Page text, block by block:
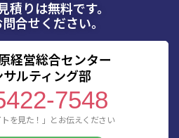
積りは無料です。
合せください。
経営総合センター
ルティング部
7548
トを見た！」とお伝えください